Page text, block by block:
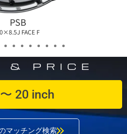
PSB
FACE F
& PRICE
20 inch
マッチング検索